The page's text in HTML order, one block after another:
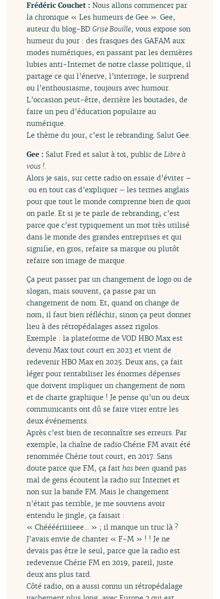
Frédéric Couchet :Nous allons commencer par
la chronique « Les humeurs de Gee ». Gee,
auteur du blog-BDGrise Bouille, vous expose son
humeur du jour : des frasques des GAFAM aux
modes numériques, en passant par les dernières
lubies anti-Internet de notre classe politique, il
partage ce qui l’énerve, l’interroge, le surprend
ou l’enthousiasme, toujours avec humour.
L’occasion peut-être, derrière les boutades, de
faire un peu d’éducation populaire au
numérique.
Le thème du jour, c’est le rebranding. Salut Gee.
Gee : Salut Fred et salut à toi, public de Libre à
vous !
Alors je sais, sur cette radio on essaie d’éviter –
ou en tout cas d’expliquer – les termes anglais
pour que tout le monde comprenne bien de quoi
on parle. Et si je te parle de rebranding, c’est
parce que c’est typiquement un mot très utilisé
dans le monde des grandes entreprises et qui
signifie, en gros, refaire sa marque ou plutôt
refaire son image de marque.
Ça peut passer par un changement de logo ou de
slogan, mais souvent, ça passe par un
changement de nom. Et, quand on change de
nom, il faut bien réfléchir, sinon ça peut donner
lieu à des rétropédalages assez rigolos.
Exemple : la plateforme de VOD HBO Max est
devenu Max tout court en 2023 et vient de
redevenir HBO Max en 2025. Deux ans, ça fait
léger pour rentabiliser les énormes dépenses
que doivent impliquer un changement de nom
et de charte graphique ! Je pense qu’un ou deux
communicants ont dû se faire virer entre les
deux événements.
Après c’est bien de reconnaître ses erreurs. Par
exemple, la chaîne de radio Chérie FM avait été
renommée Chérie tout court, en 2017. Sans
doute parce que FM, ça faithas been quand pas
mal de gens écoutent la radio sur Internet et
non sur la bande FM. Mais le changement
n’était pas terrible, je me souviens avoir
entendu le jingle, ça faisait :
« Chéééériiiieee… » ; il manque un truc là ?
J’avais envie de chanter « F-M » ! ! Je ne
devais pas être le seul, parce que la radio est
redevenue Chérie FM en 2019, pareil, juste
deux ans plus tard.
Côté radio, on a aussi connu un rétropédalage